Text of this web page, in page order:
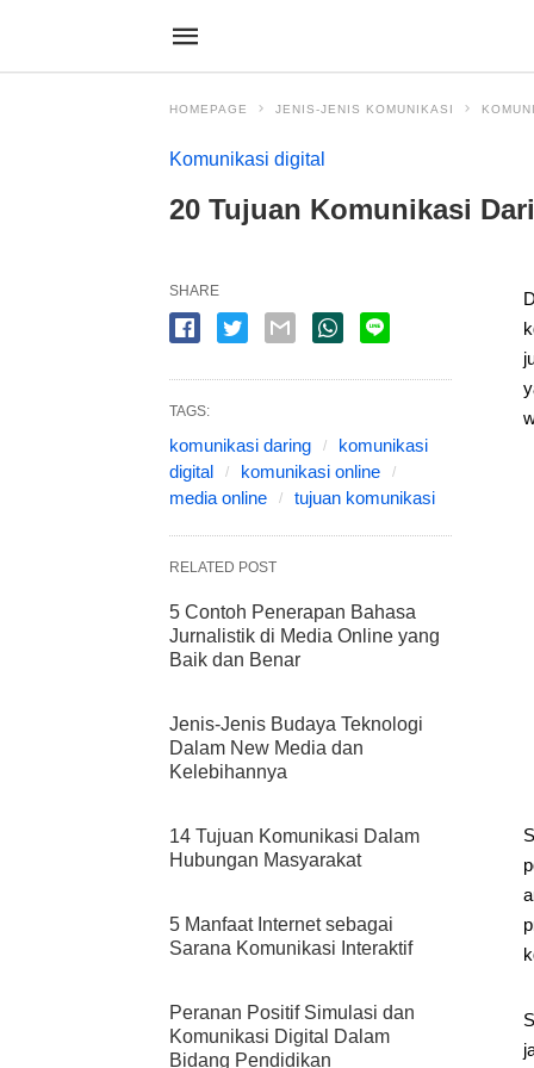
HOMEPAGE JENIS-JENIS KOMUNIKASI
Komunikasi digital
20 Tujuan Komunikasi
SHARE
TAGS:
komunikasi daring
komunikasi
digital
komunikasi online
media online
tujuan komunikasi
RELATED POST
5 Contoh Penerapan Bahasa
Jurnalistik di Media Online yang
Baik dan Benar
Jenis-Jenis Budaya Teknologi
Dalam New Media dan
Kelebihannya
14 Tujuan Komunikasi Dalam
Hubungan Masyarakat
5 Manfaat Internet sebagai
Sarana Komunikasi Interaktif
Peranan Positif Simulasi dan
Komunikasi Digital Dalam
Bidang Pendidikan